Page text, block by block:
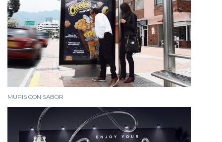
MUPIS CON SABOR